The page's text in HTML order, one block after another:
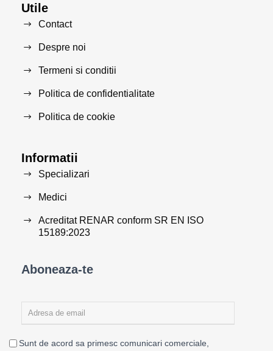
Utile
Contact
Despre noi
Termeni si conditii
Politica de confidentialitate
Politica de cookie
Informatii
Specializari
Medici
Acreditat RENAR conform SR EN ISO
15189:2023
Aboneaza-te
Sunt de acord sa primesc comunicari comerciale,